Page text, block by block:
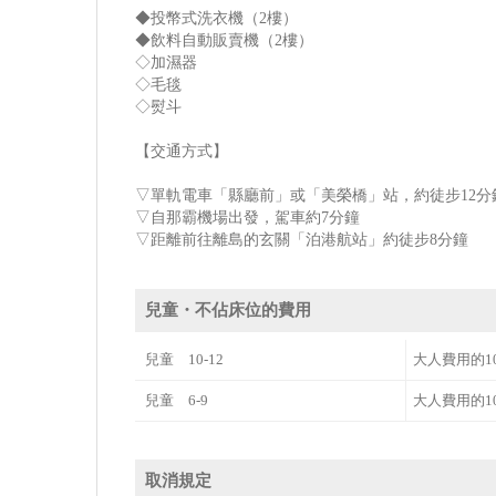
◆投幣式洗衣機（2樓）
◆飲料自動販賣機（2樓）
◇加濕器
◇毛毯
◇熨斗
【交通方式】
▽單軌電車「縣廳前」或「美榮橋」站，約徒步12分
▽自那霸機場出發，駕車約7分鐘
▽距離前往離島的玄關「泊港航站」約徒步8分鐘
兒童・不佔床位的費用
兒童 10-12 大人費用的
兒童 6-9 大人費用的
取消規定